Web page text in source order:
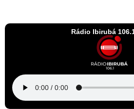
Rádio Ibirubá